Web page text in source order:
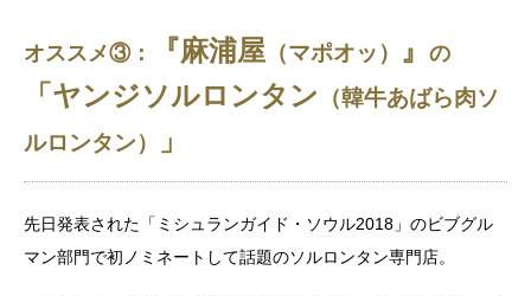
オススメ③： 『麻浦屋 （マポオッ） 』 の
「ヤンジソルロンタン （韓牛あばら肉ソ
ルロンタン）
」
先日発表された「ミシュランガイド・ソウル2018」のビブグル
マン部門で初ノミネートして話題のソルロンタン専門店。